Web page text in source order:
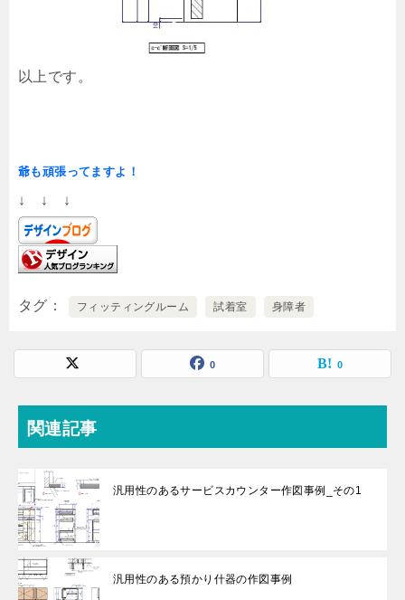
以上です。
爺も頑張ってますよ！
↓ ↓ ↓
タグ フィッティングルーム 試着室 身障者
0 0
関連記事
汎用性のあるサービスカウンター作図事例_その1
汎用性のある預かり什器の作図事例